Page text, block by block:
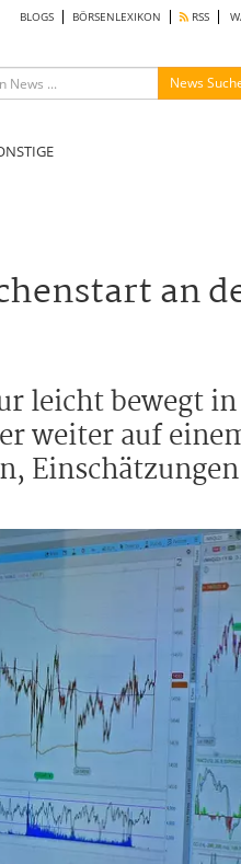
BLOGS BÖRSENLEXIKON RSS
News
an
leicht bewegt in
weiter auf
Einschätzungen